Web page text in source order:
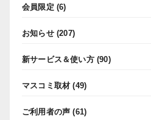
会員限定 (6)
お知らせ(207)
新サービス＆使い方(90)
マスコミ取材 (49)
ご利用者の声 (61)